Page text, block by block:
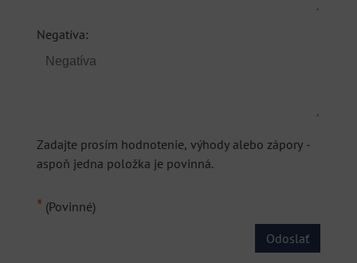
Negatíva:
Zadajte prosím hodnotenie, výhody alebo zápory -
aspoň jedna položka je povinná.
* (Povinné)
Odoslať